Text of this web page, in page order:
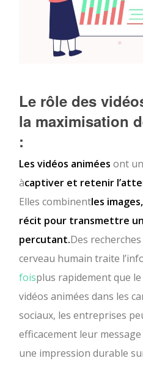
Le rôle des
la maximisation
:
Les vidéos animées ont
àcaptiver et retenir
Elles combinentles
récit pour transmettre
percutant.Des
cerveau humain traite
foisplus rapidement que
vidéos animées dans les
sociaux, les entreprises
efficacement leur
une impression durable